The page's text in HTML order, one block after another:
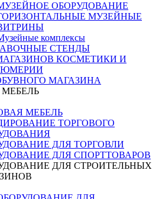
ОБОРУДОВАНИЕ
МУЗЕЙНЫЕ
комплексы
СТЕНДЫ
КОСМЕТИКИ И
МАГАЗИНА
МЕБЕЛЬ
ТОРГОВОГО
ДЛЯ ТОРГОВЛИ
ДЛЯ СПОРТТОВАРОВ
ДЛЯ СТРОИТЕЛЬНЫХ